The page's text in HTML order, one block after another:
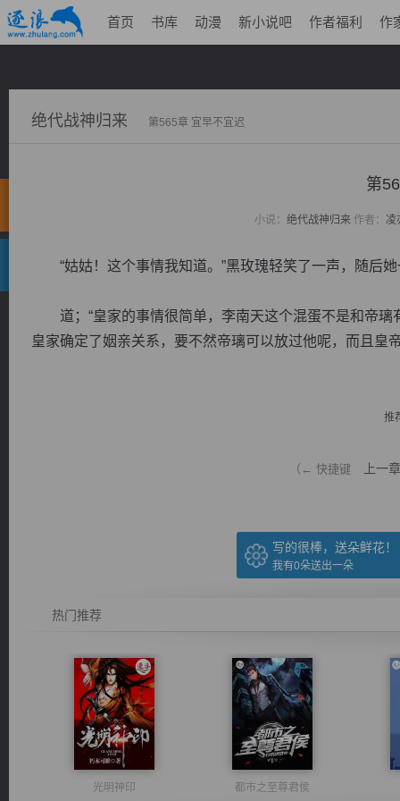
首页 书库 动漫 新小说吧 作者福利 作
绝代战神归来 第565章 宜早不宜迟
第
小说： 绝代战神归来作者： 凌
“姑姑！这个事情我知道。”黑玫瑰轻笑了一声，随后她
道；“皇家的事情很简单，李南天这个混蛋不是和帝璃
皇家确定了姻亲关系，要不然帝璃可以放过他呢，而且皇
推
（← 快捷键 上一章
写的很棒，送朵鲜花！
我有0朵送出一朵
热门推荐
光明神印 都市之至尊君侯